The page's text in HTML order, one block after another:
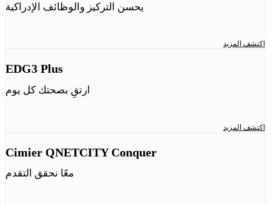
يحسن التركيز والوظائف الإدراكية
اكتشف المزيد
EDG3 Plus
ارتقِ بصحتك كل يوم
اكتشف المزيد
Cimier QNETCITY Conquer
معًا نحقق التقدم